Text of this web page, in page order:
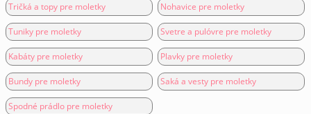
Tričká a topy pre moletky Nohavice pre moletky
Tuniky pre moletky Svetre a pulóvre pre moletky
Kabáty pre moletky Plavky pre moletky
Bundy pre moletky Saká a vesty pre moletky
Spodné prádlo pre moletky